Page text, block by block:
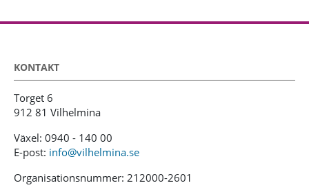
KONTAKT
Torget 6
912 81 Vilhelmina
Växel: 0940 - 140 00
E-post: info@vilhelmina.se
Organisationsnummer: 212000-2601